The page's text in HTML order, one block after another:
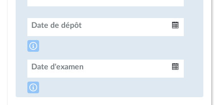
Date de dépôt
Date d'examen